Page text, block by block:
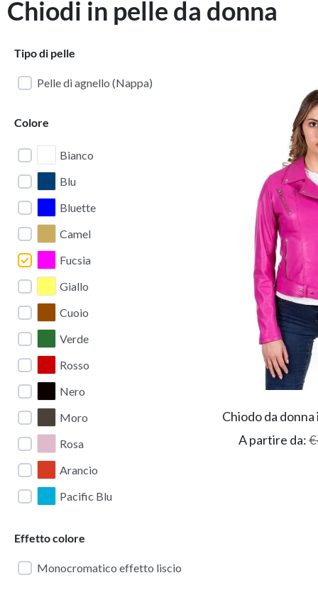
Chiodi in pelle da donna
Tipo di pelle
Pelle di agnello (Nappa)
Colore
Bianco
Blu
Bluette
Camel
Fucsia
Giallo
Cuoio
Verde
Rosso
Nero
Moro
Rosa
Arancio
Pacific Blu
Effetto colore
Monocromatico effetto liscio
Chiodo da
A partire da:€